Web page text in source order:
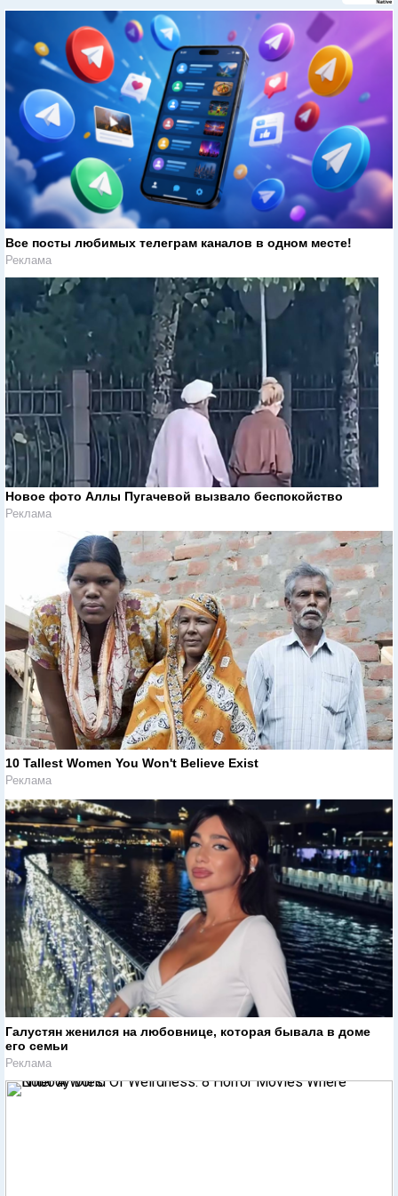
Все посты любимых телеграм каналов в одном месте!
Реклама
Новое фото Аллы Пугачевой вызвало беспокойство
Реклама
10 Tallest Women You Won't Believe Exist
Реклама
Галустян женился на любовнице, которая бывала в доме
его семьи
Реклама